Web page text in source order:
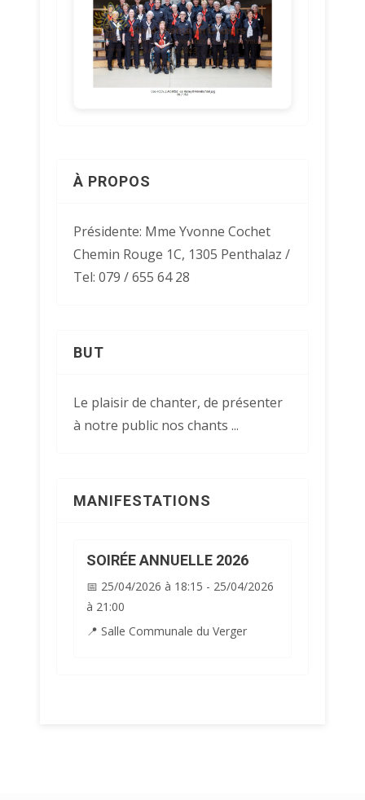
À PROPOS
Présidente: Mme Yvonne Cochet
Chemin Rouge 1C, 1305 Penthalaz /
Tel: 079 / 655 64 28
BUT
Le plaisir de chanter, de présenter
à notre public nos chants ...
MANIFESTATIONS
SOIRÉE ANNUELLE 2026
📅 25/04/2026 à 18:15 - 25/04/2026
à 21:00
📍 Salle Communale du Verger